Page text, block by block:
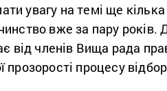
увагу на темі ще
вже за пару років.
від членів Вища рада
процесу